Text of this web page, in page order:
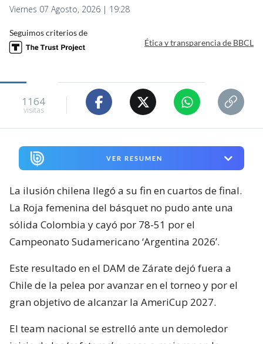
Viernes 07 Agosto, 2026 | 19:28
Seguimos criterios de
Ética y transparencia de BBCL
1164
visitas
VER RESUMEN
La ilusión chilena llegó a su fin en cuartos de final.
La Roja femenina del básquet no pudo ante una
sólida Colombia y cayó por 78-51 por el
Campeonato Sudamericano ‘Argentina 2026’.
Este resultado en el DAM de Zárate dejó fuera a
Chile de la pelea por avanzar en el torneo y por el
gran objetivo de alcanzar la AmeriCup 2027.
El team nacional se estrelló ante un demoledor